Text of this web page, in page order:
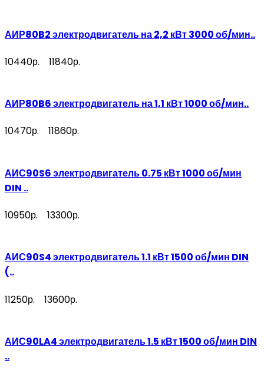
АИР80B2 электродвигатель на 2,2 кВт 3000 об/мин..
10440р. 11840р.
АИР80B6 электродвигатель на 1,1 кВт 1000 об/мин..
10470р. 11860р.
АИС90S6 электродвигатель 0.75 кВт 1000 об/мин
DIN ..
10950р. 13300р.
АИС90S4 электродвигатель 1.1 кВт 1500 об/мин DIN
(..
11250р. 13600р.
АИС90LA4 электродвигатель 1.5 кВт 1500 об/мин DIN
..